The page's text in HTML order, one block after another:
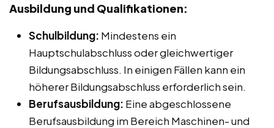
Ausbildung und Qualifikationen:
Schulbildung: Mindestens ein
Hauptschulabschluss oder gleichwertiger
Bildungsabschluss. In einigen Fällen kann ein
höherer Bildungsabschluss erforderlich sein.
Berufsausbildung: Eine abgeschlossene
Berufsausbildung im Bereich Maschinen- und